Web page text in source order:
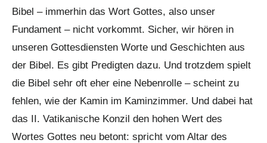
Bibel – immerhin das Wort Gottes, also unser
Fundament – nicht vorkommt. Sicher, wir hören in
unseren Gottesdiensten Worte und Geschichten aus
der Bibel. Es gibt Predigten dazu. Und trotzdem spielt
die Bibel sehr oft eher eine Nebenrolle – scheint zu
fehlen, wie der Kamin im Kaminzimmer. Und dabei hat
das II. Vatikanische Konzil den hohen Wert des
Wortes Gottes neu betont: spricht vom Altar des